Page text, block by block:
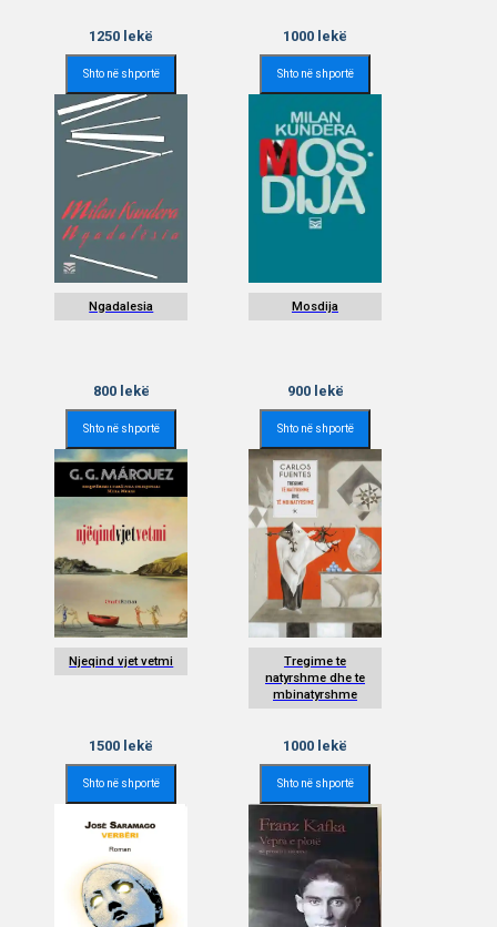
1250 lekë
Shto në shportë
1000 lekë
Shto në shportë
Ngadalesia
800lekë
Shto në shportë
Mosdija
900lekë
Shto në shportë
Njeqind vjet vetmi
1500 lekë
Shto në shportë
Tregime te
natyrshme dhe te
mbinatyrshme
1000 lekë
Shto në shportë